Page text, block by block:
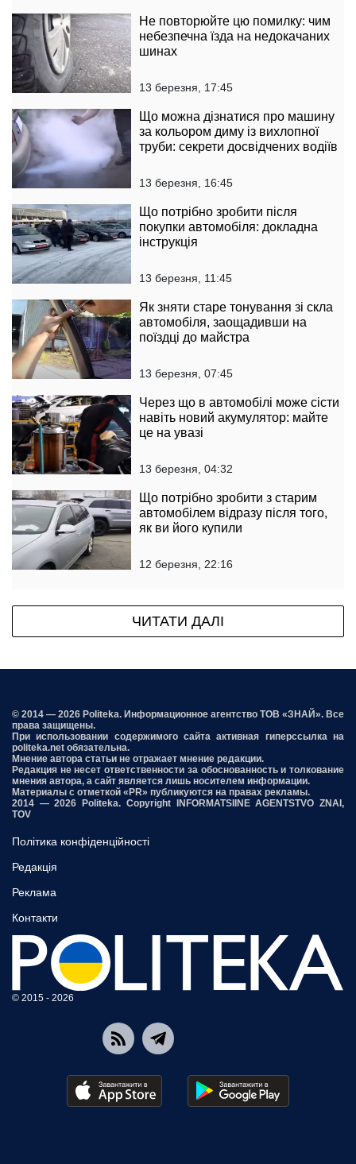
Не повторюйте цю помилку: чим
небезпечна їзда на недокачаних
шинах
13 березня, 17:45
Що можна дізнатися про машину
за кольором диму із вихлопної
труби: секрети досвідчених водіїв
13 березня, 16:45
Що потрібно зробити після
покупки автомобіля: докладна
інструкція
13 березня, 11:45
Як зняти старе тонування зі скла
автомобіля, заощадивши на
поїздці до майстра
13 березня, 07:45
Через що в автомобілі може сісти
навіть новий акумулятор: майте
це на увазі
13 березня, 04:32
Що потрібно зробити з старим
автомобілем відразу після того,
як ви його купили
12 березня, 22:16
ЧИТАТИ ДАЛІ
© 2014 — 2026 Politeka. Информационное агентство ТОВ «ЗНАЙ». Все
права защищены.
При использовании содержимого сайта активная гиперссылка на
politeka.net обязательна.
Мнение автора статьи не отражает мнение редакции.
Редакция не несет ответственности за обоснованность и толкование
мнения автора, а сайт является лишь носителем информации.
Материалы с отметкой «PR» публикуются на правах рекламы.
2014 — 2026 Politeka. Copyright INFORMATSIINE AGENTSTVO ZNAI,
TOV
Політика конфіденційності
Редакція
Реклама
Контакти
© 2015 - 2026